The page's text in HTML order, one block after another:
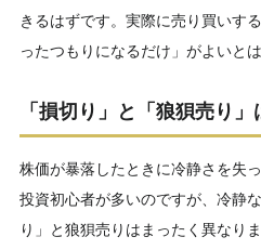
きるはずです。実際に売り買いす
ったつもりになるだけ」がよいとは
「損切り」と「狼狽売り
株価が暴落したときに冷静さを失
投資初心者が多いのですが、冷静
り」と狼狽売りはまったく異なり